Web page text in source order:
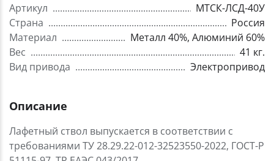
Артикул
МТСК-ЛСД-40У
Страна
Россия
Материал
Металл 40%, Алюминий 60%
Вес
41 кг.
Вид привода
Электропривод
Описание
Лафетный ствол выпускается в соответствии с
требованиями ТУ 28.29.22-012-32523550-2022, ГОСТ-Р